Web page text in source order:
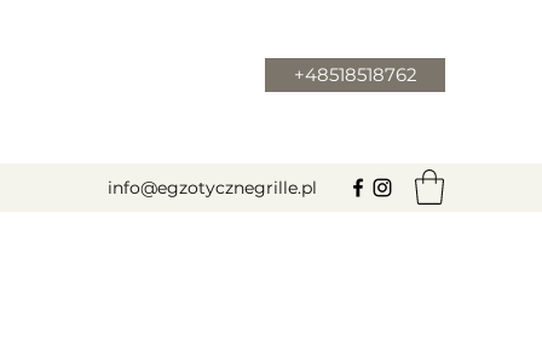
+48518518762
info@egzotycznegrille.pl